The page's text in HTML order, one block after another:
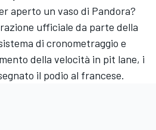
aperto un vaso di Pandora?
ufficiale da parte della
di cronometraggio e
della velocità in pit lane, i
il podio al francese.